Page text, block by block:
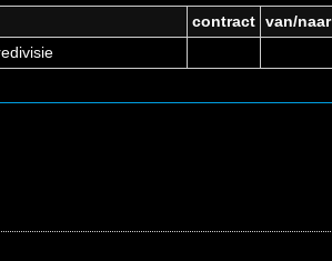
contract van/naar